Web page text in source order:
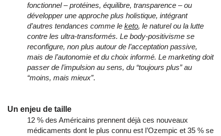
fonctionnel – protéines, équilibre, transparence – ou
développer une approche plus holistique, intégrant
d’autres tendances comme le keto, le naturel ou la lutte
contre les ultra-transformés. Le body-positivisme se
reconfigure, non plus autour de l’acceptation passive,
mais de l’autonomie et du choix informé. Le marketing doit
passer de l’impulsion au sens, du “toujours plus” au
“moins, mais mieux”.
Un enjeu de taille
12 % des Américains prennent déjà ces nouveaux
médicaments dont le plus connu est l’Ozempic et 35 % se